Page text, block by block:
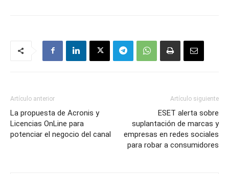
Artículo anterior
La propuesta de Acronis y
Licencias OnLine para
potenciar el negocio del canal
Artículo siguiente
ESET alerta sobre
suplantación de marcas y
empresas en redes sociales
para robar a consumidores